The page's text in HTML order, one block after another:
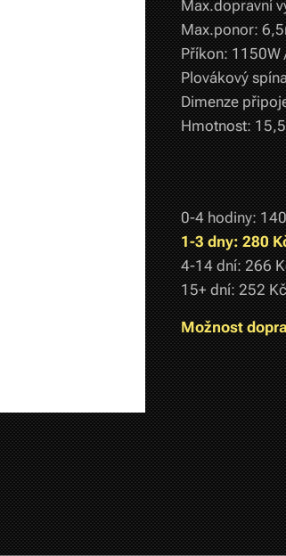
Max.dopravní
Max.ponor:
Příkon: 1150W
Plovákový
Dimenze
Hmotnost:
0-4 hodiny:
1-3 dny: 280
4-14 dní: 266
15+ dní: 252 Kč
Možnost